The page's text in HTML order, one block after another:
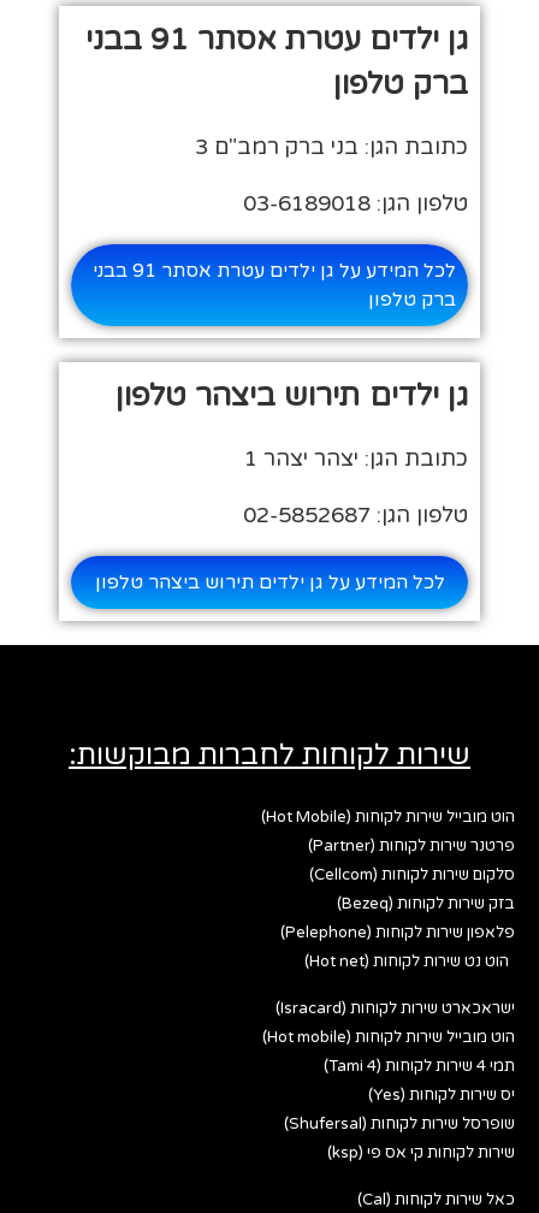
גן ילדים עטרת אסתר 91 בבני
ברק טלפון
כתובת הגן: בני ברק רמב"ם 3
טלפון הגן: 03-6189018
לכל המידע על גן ילדים עטרת אסתר 91 בבני
ברק טלפון
גן ילדים תירוש ביצהר טלפון
כתובת הגן: יצהר יצהר 1
טלפון הגן: 02-5852687
לכל המידע על גן ילדים תירוש ביצהר טלפון
שירות לקוחות לחברות מבוקשות:
הוט מובייל שירות לקוחות (Hot Mobile)
פרטנר שירות לקוחות (Partner)
סלקום שירות לקוחות (Cellcom)
בזק שירות לקוחות (Bezeq)
פלאפון שירות לקוחות (Pelephone)
הוט נט שירות לקוחות (Hot net)
ישראכארט שירות לקוחות (Isracard)
הוט מובייל שירות לקוחות (Hot mobile)
תמי 4 שירות לקוחות (Tami 4)
יס שירות לקוחות (Yes)
שופרסל שירות לקוחות (Shufersal)
שירות לקוחות קי אס פי (ksp)
כאל שירות לקוחות (Cal)